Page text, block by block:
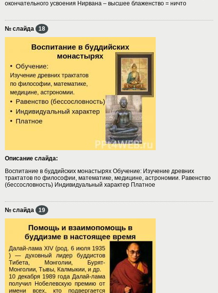
окончательного усвоения Нирвана – высшее блаженство = ничто
№ слайда 18
Описание слайда:
Воспитание в буддийских монастырях Обучение: Изучение древних
трактатов по философии, математике, медицине, астрономии. Равенство
(бессословность) Индивидуальный характер Платное
№ слайда 19